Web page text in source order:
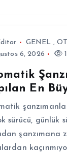
GENEL ,
6, 2026
En
sürücü, günlük
şanzımana